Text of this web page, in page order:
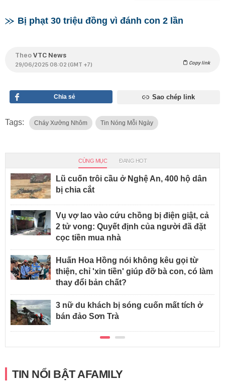
Bị phạt 30 triệu đồng vì đánh con 2 lần
TheoVTC News
29/06/2025 08:02 (GMT +7) Copy link
Chia sẻ Sao chép link
Tags: Cháy Xưởng Nhôm Tin Nóng Mỗi Ngày
CÙNG MỤC ĐANG HOT
Lũ cuốn trôi cầu ở Nghệ An, 400 hộ dân
bị chia cắt
Vụ vợ lao vào cứu chồng bị điện giật, cả
2 tử vong: Quyết định của người đã đặt
cọc tiền mua nhà
Huấn Hoa Hồng nói không kêu gọi từ
thiện, chỉ 'xin tiền' giúp đỡ bà con, có làm
thay đổi bản chất?
3 nữ du khách bị sóng cuốn mất tích ở
bán đảo Sơn Trà
TIN NỔI BẬT AFAMILY